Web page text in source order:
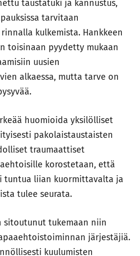
taustatuki ja kannustus,
tarvitaan
kulkemista. Hankkeen
toisinaan pyydetty mukaan
uusien
alkaessa, mutta tarve on
huomioida yksilölliset
pakolaistaustaisten
traumaattiset
korostetaan, että
tuntua liian kuormittavalta ja
tulee seurata.
tukemaan niin
järjestäjiä.
kuulumisten